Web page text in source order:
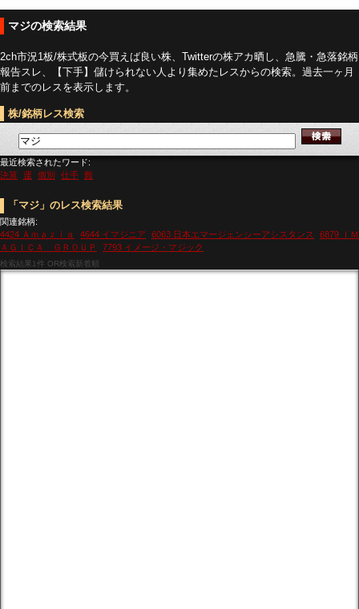
マジの検索結果
2ch市況1板/株式板の今買えば良い株、Twitterの株アカ晒し、急騰・急落銘柄
報告スレ、【下手】儲けられない人より集めたレスからの検索。過去一ヶ月
前までのレスを表示します。
株/銘柄レス検索
最近検索されたワード:
決算 運 個別 仕手 難
「マジ」のレス検索結果
関連銘柄:
4424 Ａｍａｚｉａ 4644 イマジニア 6063 日本エマージェンシーアシスタンス 6879 ＩＭ
ＡＧＩＣＡ ＧＲＯＵＰ 7793 イメージ・マジック
検索結果1件 OR検索新着順